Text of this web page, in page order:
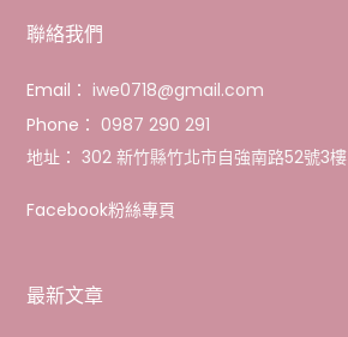
聯絡我們
Email： iwe0718@gmail.com
Phone： 0987 290 291
地址： 302 新竹縣竹北市自強南路52號3樓
Facebook粉絲專頁
最新文章